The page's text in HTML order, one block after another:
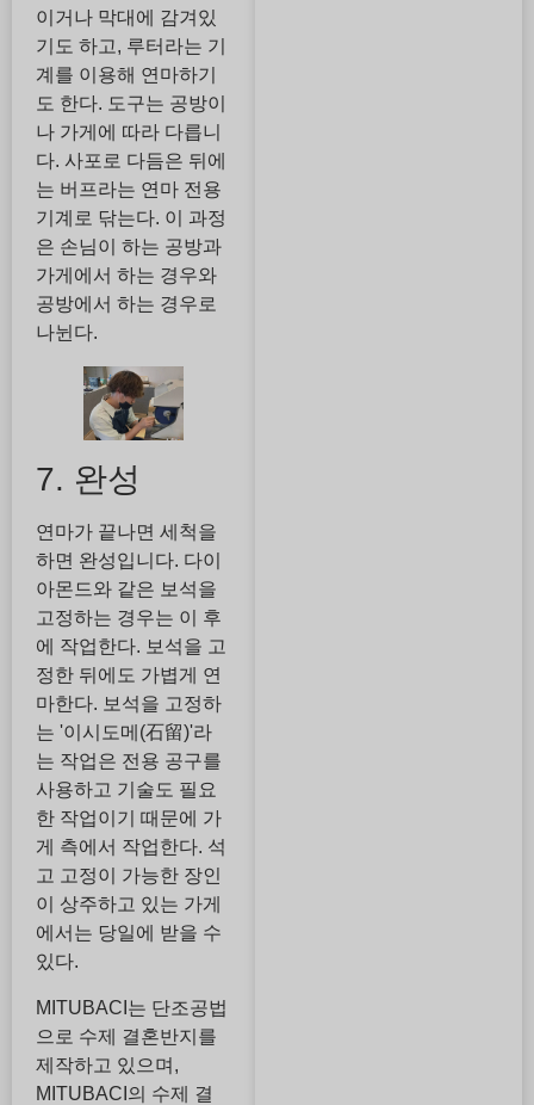
이거나 막대에 감겨있
기도 하고, 루터라는 기
계를 이용해 연마하기
도 한다. 도구는 공방이
나 가게에 따라 다릅니
다. 사포로 다듬은 뒤에
는 버프라는 연마 전용
기계로 닦는다. 이 과정
은 손님이 하는 공방과
가게에서 하는 경우와
공방에서 하는 경우로
나뉜다.
7. 완성
연마가 끝나면 세척을
하면 완성입니다. 다이
아몬드와 같은 보석을
고정하는 경우는 이 후
에 작업한다. 보석을 고
정한 뒤에도 가볍게 연
마한다. 보석을 고정하
는 '이시도메(石留)'라
는 작업은 전용 공구를
사용하고 기술도 필요
한 작업이기 때문에 가
게 측에서 작업한다. 석
고 고정이 가능한 장인
이 상주하고 있는 가게
에서는 당일에 받을 수
있다.
MITUBACI는 단조공법
으로 수제 결혼반지를
제작하고 있으며,
MITUBACI의 수제 결